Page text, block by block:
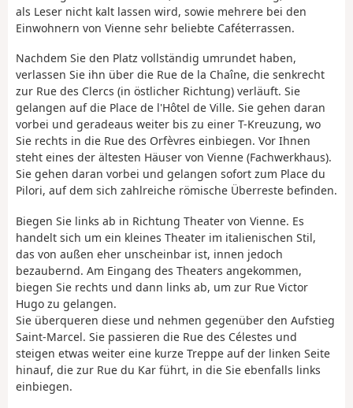
als Leser nicht kalt lassen wird, sowie mehrere bei den
Einwohnern von Vienne sehr beliebte Caféterrassen.
Nachdem Sie den Platz vollständig umrundet haben,
verlassen Sie ihn über die Rue de la Chaîne, die senkrecht
zur Rue des Clercs (in östlicher Richtung) verläuft. Sie
gelangen auf die Place de l'Hôtel de Ville. Sie gehen daran
vorbei und geradeaus weiter bis zu einer T-Kreuzung, wo
Sie rechts in die Rue des Orfèvres einbiegen. Vor Ihnen
steht eines der ältesten Häuser von Vienne (Fachwerkhaus).
Sie gehen daran vorbei und gelangen sofort zum Place du
Pilori, auf dem sich zahlreiche römische Überreste befinden.
Biegen Sie links ab in Richtung Theater von Vienne. Es
handelt sich um ein kleines Theater im italienischen Stil,
das von außen eher unscheinbar ist, innen jedoch
bezaubernd. Am Eingang des Theaters angekommen,
biegen Sie rechts und dann links ab, um zur Rue Victor
Hugo zu gelangen.
Sie überqueren diese und nehmen gegenüber den Aufstieg
Saint-Marcel. Sie passieren die Rue des Célestes und
steigen etwas weiter eine kurze Treppe auf der linken Seite
hinauf, die zur Rue du Kar führt, in die Sie ebenfalls links
einbiegen.